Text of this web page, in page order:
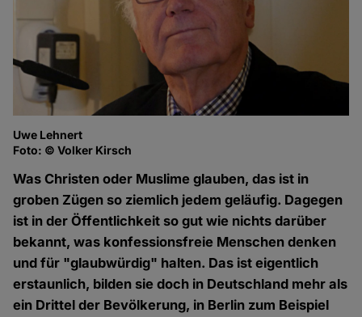
Uwe Lehnert
Foto: © Volker Kirsch
Was Christen oder Muslime glauben, das ist in
groben Zügen so ziemlich jedem geläufig. Dagegen
ist in der Öffentlichkeit so gut wie nichts darüber
bekannt, was konfessionsfreie Menschen denken
und für "glaubwürdig" halten. Das ist eigentlich
erstaunlich, bilden sie doch in Deutschland mehr als
ein Drittel der Bevölkerung, in Berlin zum Beispiel